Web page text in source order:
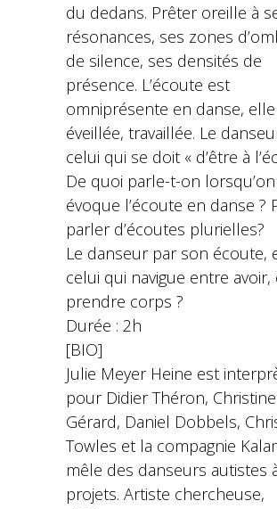
du dedans. Prêter oreille à
résonances, ses zones
de silence, ses densités de
présence. L’écoute est
omniprésente en danse,
éveillée, travaillée. Le
celui qui se doit « d’être à
De quoi parle-t-on lorsqu’on
évoque l’écoute en danse ?
parler d’écoutes plurielles?
Le danseur par son écoute,
celui qui navigue entre
prendre corps ?
Durée : 2h
[BIO]
Julie Meyer Heine est
pour Didier Théron, Christine
Gérard, Daniel Dobbels,
Towles et la compagnie
mêle des danseurs autistes
projets. Artiste chercheuse,